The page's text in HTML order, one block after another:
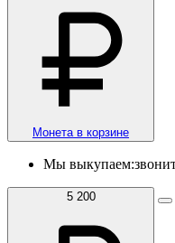
Монета в корзине
Мы выкупаем:
5 200